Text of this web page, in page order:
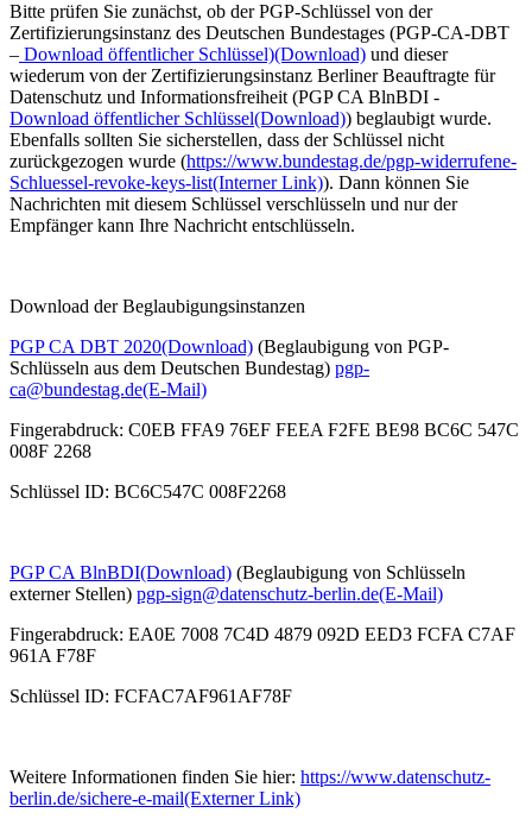
Bitte prüfen Sie zunächst, ob der PGP-Schlüssel von der
Zertifizierungsinstanz des Deutschen Bundestages (PGP-CA-DBT
– Download öffentlicher Schlüssel)(Download) und dieser
wiederum von der Zertifizierungsinstanz Berliner Beauftragte für
Datenschutz und Informationsfreiheit (PGP CA BlnBDI -
Download öffentlicher Schlüssel(Download)) beglaubigt wurde.
Ebenfalls sollten Sie sicherstellen, dass der Schlüssel nicht
zurückgezogen wurde (https://www.bundestag.de/pgp-widerrufene-
Schluessel-revoke-keys-list(Interner Link)). Dann können Sie
Nachrichten mit diesem Schlüssel verschlüsseln und nur der
Empfänger kann Ihre Nachricht entschlüsseln.
Download der Beglaubigungsinstanzen
PGP CA DBT 2020(Download) (Beglaubigung von PGP-
Schlüsseln aus dem Deutschen Bundestag) pgp-
ca@bundestag.de(E-Mail)
Fingerabdruck: C0EB FFA9 76EF FEEA F2FE BE98 BC6C 547C
008F 2268
Schlüssel ID: BC6C547C 008F2268
PGP CA BlnBDI(Download) (Beglaubigung von Schlüsseln
externer Stellen) pgp-sign@datenschutz-berlin.de(E-Mail)
Fingerabdruck: EA0E 7008 7C4D 4879 092D EED3 FCFA C7AF
961A F78F
Schlüssel ID: FCFAC7AF961AF78F
Weitere Informationen finden Sie hier: https://www.datenschutz-
berlin.de/sichere-e-mail(Externer Link)